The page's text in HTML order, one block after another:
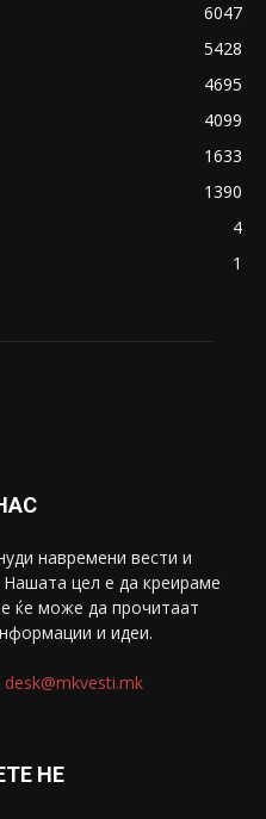
6047
5428
4695
4099
1633
1390
4
1
навремени вести и
цел е да креираме
ќе може да прочитаат
и идеи.
desk@mkvesti.mk
НЕ